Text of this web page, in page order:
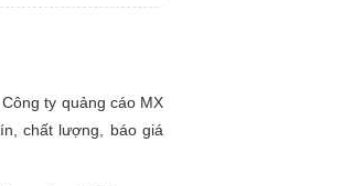
ty quảng cáo MX
chất lượng, báo giá